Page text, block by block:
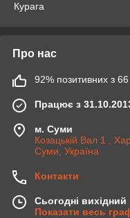
Курага
Про нас
92% позитивних з 66
Працює з
м. Суми
Козацькій Вал 1 ,
Суми, Україна
Контакти
Сьогодні вихідний
Показати весь